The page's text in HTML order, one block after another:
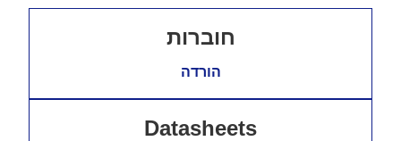
חוברות
הורדה
Datasheets